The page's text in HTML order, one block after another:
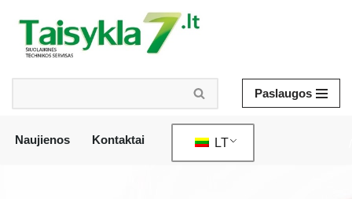
Pereiti
prie
turinio
Paslaugos
Naujienos Kontaktai LT